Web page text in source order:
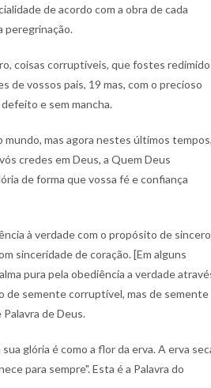
de acordo com a obra de cada
peregrinação.
coisas corruptíveis, que fostes
de vossos pais, 19 mas, com o precioso
e sem mancha.
mas agora nestes últimos tempos,
credes em Deus, a Quem Deus
de forma que vossa fé e confiança
à verdade com o propósito de sincero
sinceridade de coração. [Em alguns
pura pela obediência a verdade
de semente corruptível, mas de semente
de Deus.
glória é como a flor da erva. A erva
para sempre". Esta é a Palavra do